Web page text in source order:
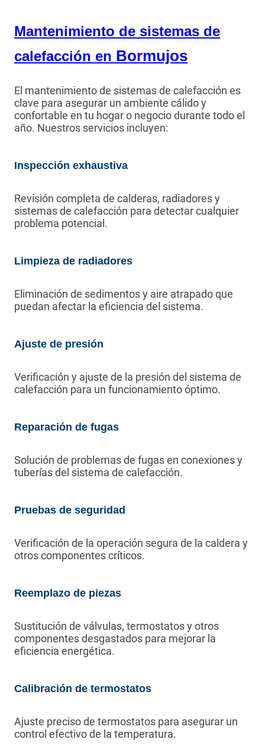
Mantenimiento de sistemas de
calefacción en Bormujos
El mantenimiento de sistemas de calefacción es
clave para asegurar un ambiente cálido y
confortable en tu hogar o negocio durante todo el
año. Nuestros servicios incluyen:
Inspección exhaustiva
Revisión completa de calderas, radiadores y
sistemas de calefacción para detectar cualquier
problema potencial.
Limpieza de radiadores
Eliminación de sedimentos y aire atrapado que
puedan afectar la eficiencia del sistema.
Ajuste de presión
Verificación y ajuste de la presión del sistema de
calefacción para un funcionamiento óptimo.
Reparación de fugas
Solución de problemas de fugas en conexiones y
tuberías del sistema de calefacción.
Pruebas de seguridad
Verificación de la operación segura de la caldera y
otros componentes críticos.
Reemplazo de piezas
Sustitución de válvulas, termostatos y otros
componentes desgastados para mejorar la
eficiencia energética.
Calibración de termostatos
Ajuste preciso de termostatos para asegurar un
control efectivo de la temperatura.